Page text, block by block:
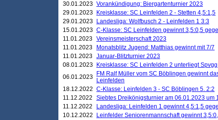
30.01.2023 Vorankündigung: Biergartenturnier 2023
29.01.2023
Kreisklasse: SC Leinfelden 2 - Stetten 4,5:1,5
29.01.2023
Landesliga: Wolfbusch 2 - Leinfelden 1 3:3
15.01.2023 C-Klasse: SC Leinfelden gewinnt 3,5:0,5
11.01.2023 Vereinsmeisterschaft 2023
11.01.2023
Monatsblitz Jugend: Matthias gewinnt mit 7/7
11.01.2023 Januar-Blitzturnier 2023
08.01.2023
Kreisklasse: SC Leinfelden 2 unterliegt
06.01.2023
FM Ralf Müller vom SC Böblingen gewinnt
Leinfelden
18.12.2022 C-Klasse: Leinfelden 3 - SC Böblingen 5. 2:2
11.12.2022
Siebtes Dreikönigsturnier am 06.01.2023 um
11.12.2022
Landesliga: Leinfelden 1 gewinnt 4,5:1,5
10.12.2022
Leinfelder Seniorenmannschaft gewinnt